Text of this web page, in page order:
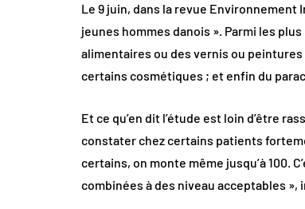
Le 9 juin, dans la revue
jeunes hommes danois ». Parmi les
alimentaires ou des vernis ou
certains cosmétiques ; et enfin du
Et ce qu’en dit l’étude est loin d’être
constater chez certains patients
certains, on monte même jusqu’à 100.
combinées à des niveau acceptables »,